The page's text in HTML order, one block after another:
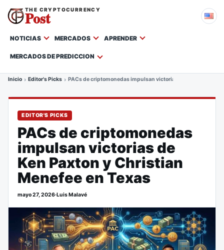
THE CRYPTOCURRENCY
Post
NOTICIAS MERCADOS APRENDER
MERCADOS DE PREDICCION
Inicio Editor's Picks PACs de criptomonedas impulsan victorias de Ken Paxton y
EDITOR'S PICKS
PACs de criptomonedas
impulsan victorias de
Ken Paxton y Christian
Menefee en Texas
mayo 27, 2026·Luis Malavé